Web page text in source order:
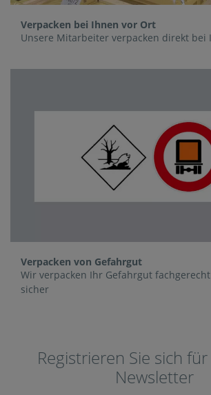
Verpacken bei Ihnen vor Ort
Unsere Mitarbeiter verpacken direkt bei
Verpacken von Gefahrgut
Wir verpacken Ihr Gefahrgut
sicher
Registrieren Sie sich
Newsletter